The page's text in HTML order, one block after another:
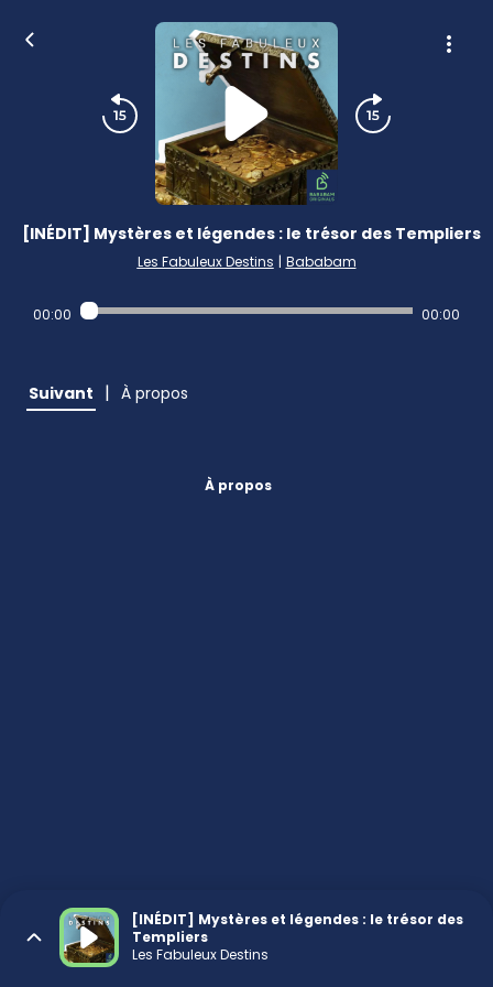
[INÉDIT] Mystères et légendes : le trésor des Templiers
Les Fabuleux Destins | Bababam
00:00 00:00
Suivant | À propos
À propos
[INÉDIT] Mystères et légendes : le trésor des
Templiers
Les Fabuleux Destins